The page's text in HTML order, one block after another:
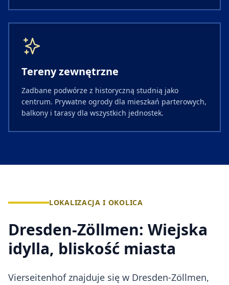
Tereny zewnętrzne
Zadbane podwórze z historyczną studnią jako
centrum. Prywatne ogrody dla mieszkań parterowych,
balkony i tarasy dla wszystkich jednostek.
LOKALIZACJA I OKOLICA
Dresden-Zöllmen: Wiejska
idylla, bliskość miasta
Vierseitenhof znajduje się w Dresden-Zöllmen,